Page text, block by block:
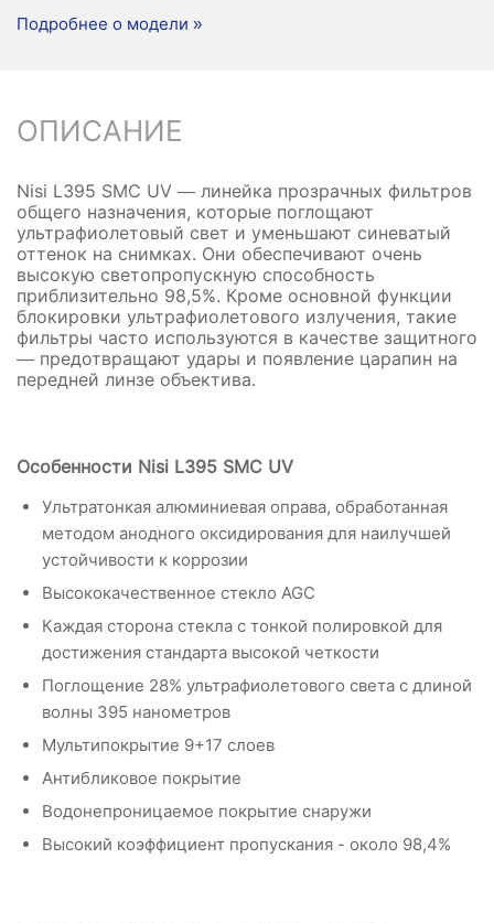
Подробнее о модели »
ОПИСАНИЕ
Nisi L395 SMC UV — линейка прозрачных фильтров
общего назначения, которые поглощают
ультрафиолетовый свет и уменьшают синеватый
оттенок на снимках. Они обеспечивают очень
высокую светопропускную способность
приблизительно 98,5%. Кроме основной функции
блокировки ультрафиолетового излучения, такие
фильтры часто используются в качестве защитного
— предотвращают удары и появление царапин на
передней линзе объектива.
Особенности Nisi L395 SMC UV
Ультратонкая алюминиевая оправа, обработанная
методом анодного оксидирования для наилучшей
устойчивости к коррозии
Высококачественное стекло AGC
Каждая сторона стекла с тонкой полировкой для
достижения стандарта высокой четкости
Поглощение 28% ультрафиолетового света с длиной
волны 395 нанометров
Мультипокрытие 9+17 слоев
Антибликовое покрытие
Водонепроницаемое покрытие снаружи
Высокий коэффициент пропускания - около 98,4%